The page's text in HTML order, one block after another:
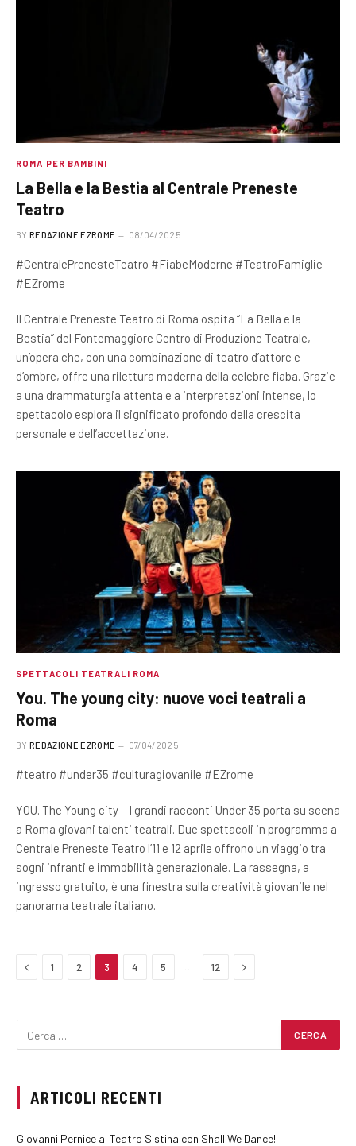
ROMA PER BAMBINI
La Bella e la Bestia al Centrale Preneste
Teatro
BY REDAZIONE EZROME 08/04/2025
#CentralePrenesteTeatro #FiabeModerne #TeatroFamiglie
#EZrome
Il Centrale Preneste Teatro di Roma ospita “La Bella e la
Bestia” del Fontemaggiore Centro di Produzione Teatrale,
un’opera che, con una combinazione di teatro d’attore e
d’ombre, offre una rilettura moderna della celebre fiaba. Grazie
a una drammaturgia attenta e a interpretazioni intense, lo
spettacolo esplora il significato profondo della crescita
personale e dell’accettazione.
SPETTACOLI TEATRALI ROMA
You. The young city: nuove voci teatrali a
Roma
BY REDAZIONE EZROME 07/04/2025
#teatro #under35 #culturagiovanile #EZrome
YOU. The Young city – I grandi racconti Under 35 porta su scena
a Roma giovani talenti teatrali. Due spettacoli in programma a
Centrale Preneste Teatro l’11 e 12 aprile offrono un viaggio tra
sogni infranti e immobilità generazionale. La rassegna, a
ingresso gratuito, è una finestra sulla creatività giovanile nel
panorama teatrale italiano.
Previous
1 2 3 4 5 12 Next
ARTICOLI RECENTI
Giovanni Pernice al Teatro Sistina con Shall We Dance!